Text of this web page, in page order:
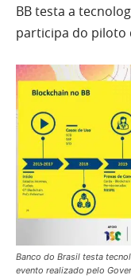
BB testa a
participa do piloto
Banco do Brasil testa
evento realizado pelo